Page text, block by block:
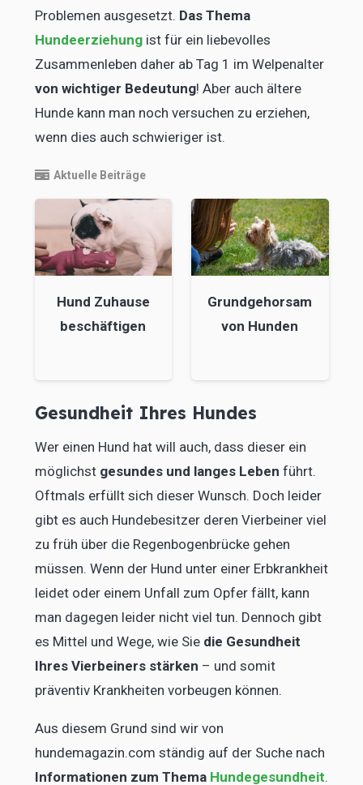
Problemen ausgesetzt. Das Thema
Hundeerziehungist für ein liebevolles
Zusammenleben daher ab Tag 1 im Welpenalter
von wichtiger Bedeutung! Aber auch ältere
Hunde kann man noch versuchen zu erziehen,
wenn dies auch schwieriger ist.
Aktuelle Beiträge
Hund Zuhause
beschäftigen
Grundgehorsam
von Hunden
Gesundheit Ihres Hundes
Wer einen Hund hat will auch, dass dieser ein
möglichst gesundes und langes Leben führt.
Oftmals erfüllt sich dieser Wunsch. Doch leider
gibt es auch Hundebesitzer deren Vierbeiner viel
zu früh über die Regenbogenbrücke gehen
müssen. Wenn der Hund unter einer Erbkrankheit
leidet oder einem Unfall zum Opfer fällt, kann
man dagegen leider nicht viel tun. Dennoch gibt
es Mittel und Wege, wie Sie die Gesundheit
Ihres Vierbeiners stärken – und somit
präventiv Krankheiten vorbeugen können.
Aus diesem Grund sind wir von
hundemagazin.com ständig auf der Suche nach
Informationen zum Thema Hundegesundheit.